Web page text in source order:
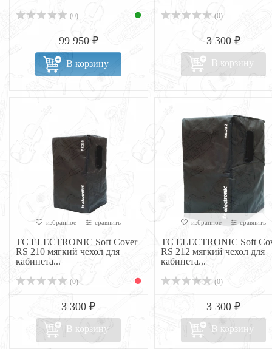
(0)
99 950 ₽
В корзину
(0)
3 300 ₽
В корзину
избранное сравнить
TC ELECTRONIC Soft Cover
RS 210 мягкий чехол для
кабинета...
(0)
3 300 ₽
В корзину
избранное сравнить
TC ELECTRONIC Soft
RS 212 мягкий чехол для
кабинета...
(0)
3 300 ₽
В корзину